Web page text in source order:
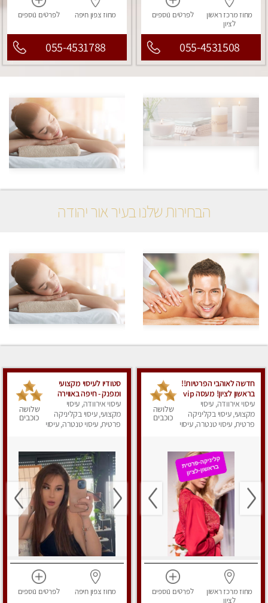
מחוז מרכזראשון
לציון
לפרטים נוספים
055-4531508
מחוז צפוןחיפה לפרטים נוספים
055-4531788
הבחירות שלנו בעיר אור יהודה
חדשה לאוהבי הפרטיות!!
בראשון לציון! מעסה vip
מפנקת בקליניקה פרטית
לחלוטין!!! לבד! לרציניים
בלבד! מומלץ!
עיסוי אירוודה, עיסוי
מקצועי, עיסוי בקליניקה
פרטית, עיסוי טנטרה, עיסוי
שלושה
כוכבים
מחוז מרכזראשון
לציון
לפרטים נוספים
סטודיו לעיסוי מקצועי
ומפנק - חיפה באווירה
נעימה ושקטה
עיסוי אירוודה, עיסוי
מקצועי, עיסוי בקליניקה
פרטית, עיסוי טנטרה, עיסוי
שלושה
כוכבים
מחוז צפוןחיפה לפרטים נוספים